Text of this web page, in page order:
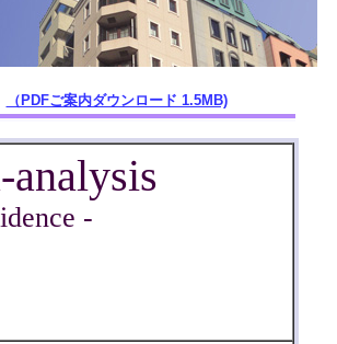
（PDFご案内ダウンロード 1.5MB)
analysis
-